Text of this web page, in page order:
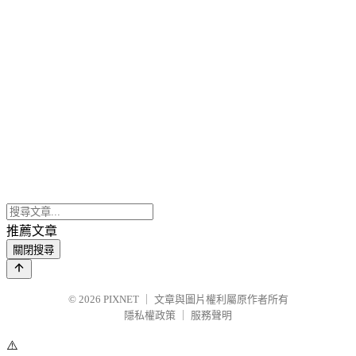
推薦文章
關閉搜尋
© 2026 PIXNET
文章與圖片權利屬原作者所有
隱私權政策
服務聲明
⚠️